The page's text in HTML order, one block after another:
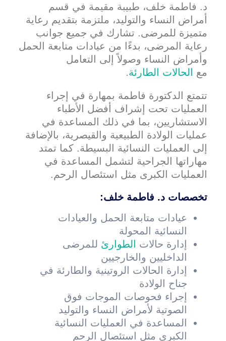
د. فاطمة خلف، طبيبة مقيمة في قسم
أمراض النساء والتوليد، ملتزمة بتقديم رعاية
متميزة للمرضى. تشارك في جميع جوانب
رعاية المرضى، بدءًا من عيادات متابعة الحمل
وأمراض النساء وصولاً إلى التعامل
مع
الحالات الطارئة.
تتمتع الدكتورة فاطمة بمهارة في إجراء
العمليات تحت إشراف أفضل الأطباء
الاستشاريين، بما في ذلك المساعدة في
عمليات الولادة الطبيعية والقيصرية، بالإضافة
إلى العمليات النسائية البسيطة. كما تمتد
مهاراتها الجراحية لتشمل المساعدة في
العمليات الكبرى مثل استئصال الرحم.
تخصصات د. فاطمة خلف:
عيادات متابعة الحمل والعيادات
النسائية المحولة
إدارة حالات
الطوارئ للمرضى
الداخليين والخارجيين
إدارة الحالات الروتينية والطارئة في
جناح الولادة
إجراء فحوصات الموجات فوق
الصوتية لأمراض النساء والتوليد
المساعدة في العمليات النسائية
الكبرى مثل استئصال الرحم